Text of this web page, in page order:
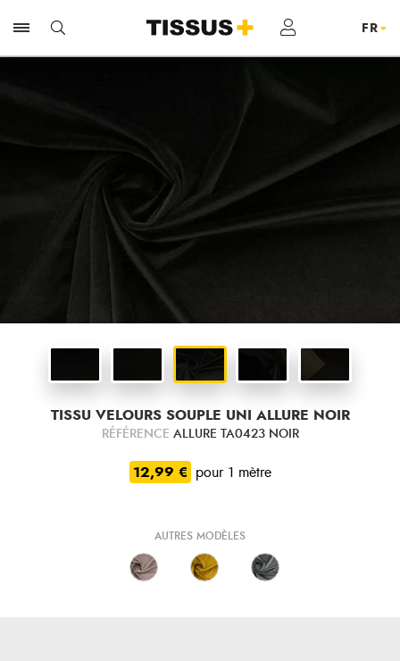
TISSU VELOURS SOUPLE UNI ALLURE NOIR
RÉFÉRENCE ALLURE TA0423 NOIR
12,99 € pour 1 mètre
AUTRES MODÈLES